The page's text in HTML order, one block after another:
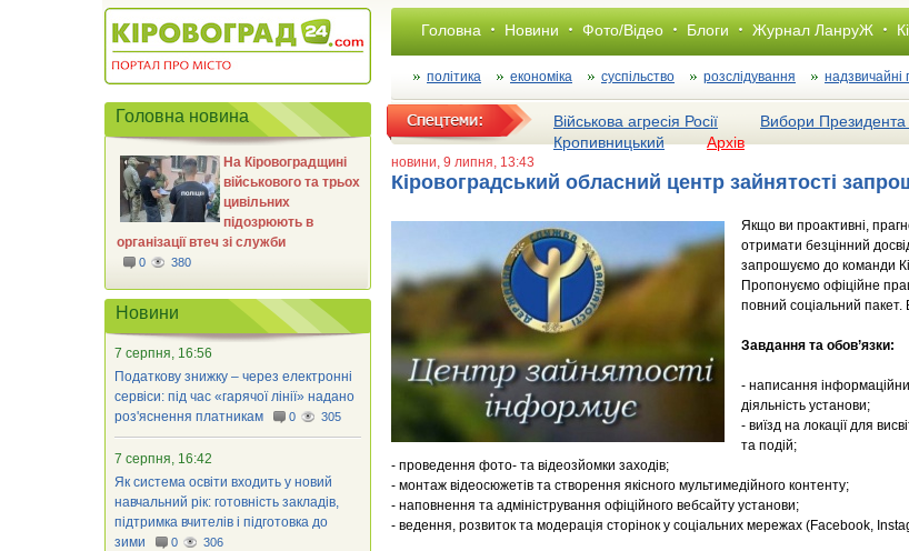
Головна Новини Фото/Відео Блоги Журнал ЛанруЖ
політика економіка суспільство розслiдування надзвичайні
Військова агресія Росії Вибори
Кропивницький
Архів
новини, 9 липня, 13:43
Кіровоградський обласний центр зайнятості
Якщо ви проактивні,
отримати безцінний
запрошуємо до команди
Пропонуємо офіційне
повний соціальний
Завдання та обов’язки:
- написання
діяльність установи;
- виїзд на локації для
та подій;
- проведення фото- та відеозйомки заходів;
- монтаж відеосюжетів та створення якісного мультимедійного контенту;
- наповнення та адміністрування офіційного вебсайту установи;
- ведення, розвиток та модерація сторінок у соціальних мережах (Facebook,
Головна новина
На Кіровоградщині
військового та трьох
цивільних
підозрюють в
організації втеч зі служби
0 380
Новини
7 серпня, 16:56
Податкову знижку – через електронні
сервіси: під час «гарячої лінії» надано
роз'яснення платникам
0 305
7 серпня, 16:42
Як система освіти входить у новий
навчальний рік: готовність закладів,
підтримка вчителів і підготовка до
зими
0 306